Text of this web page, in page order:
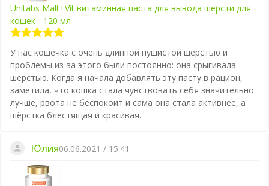
Unitabs Malt+Vit витаминная паста для вывода шерсти для
кошек - 120 мл
У нас кошечка с очень длинной пушистой шерстью и
проблемы из-за этого были постоянно: она срыгивала
шерстью. Когда я начала добавлять эту пасту в рацион,
заметила, что кошка стала чувствовать себя значительно
лучше, рвота не беспокоит и сама она стала активнее, а
шёрстка блестящая и красивая.
Юлия06.06.2021 / 15:41